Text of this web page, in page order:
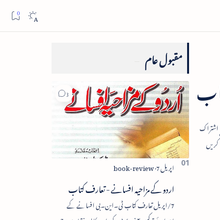
مقبول عام
اردو کے مزاحیہ افسانے - تعارف کتاب
7/اپریل تعارف کتاب ٹی۔این۔بی افسانے کے